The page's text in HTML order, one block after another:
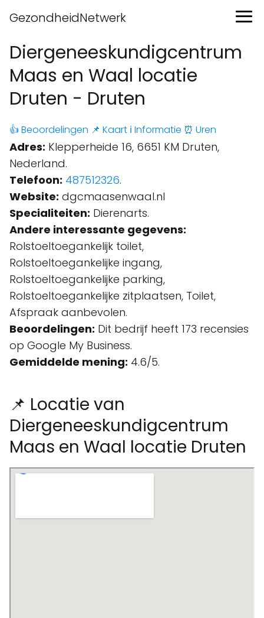
GezondheidNetwerk
Diergeneeskundigcentrum
Maas en Waal locatie
Druten - Druten
👍 Beoordelingen 📌 Kaart ℹ️ Informatie ⏰ Uren
Adres: Klepperheide 16, 6651 KM Druten,
Nederland.
Telefoon: 487512326.
Website: dgcmaasenwaal.nl
Specialiteiten: Dierenarts.
Andere interessante gegevens:
Rolstoeltoegankelijk toilet,
Rolstoeltoegankelijke ingang,
Rolstoeltoegankelijke parking,
Rolstoeltoegankelijke zitplaatsen, Toilet,
Afspraak aanbevolen.
Beoordelingen: Dit bedrijf heeft 173 recensies
op Google My Business.
Gemiddelde mening: 4.6/5.
📌 Locatie van
Diergeneeskundigcentrum
Maas en Waal locatie Druten